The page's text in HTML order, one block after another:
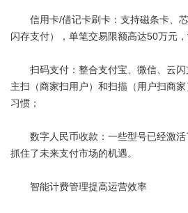
信用卡/借记卡刷卡：支持磁条卡、芯
闪存支付），单笔交易限额高达50万元
扫码支付：整合支付宝、微信、云闪
主扫（商家扫用户）和扫描（用户扫商
习惯；
数字人民币收款：一些型号已经激活
抓住了未来支付市场的机遇。
智能计费管理提高运营效率